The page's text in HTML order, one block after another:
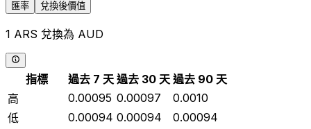
匯率 兌換後價值
1 ARS 兌換為 AUD
指標 過去 7 天 過去 30 天 過去 90 天
高
0.00095 0.00097
0.0010
低
0.00094 0.00094
0.00094